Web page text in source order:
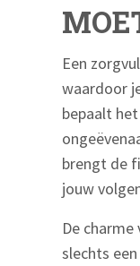
Een
waardoor
bepaalt
brengt de
jouw
De
slechts